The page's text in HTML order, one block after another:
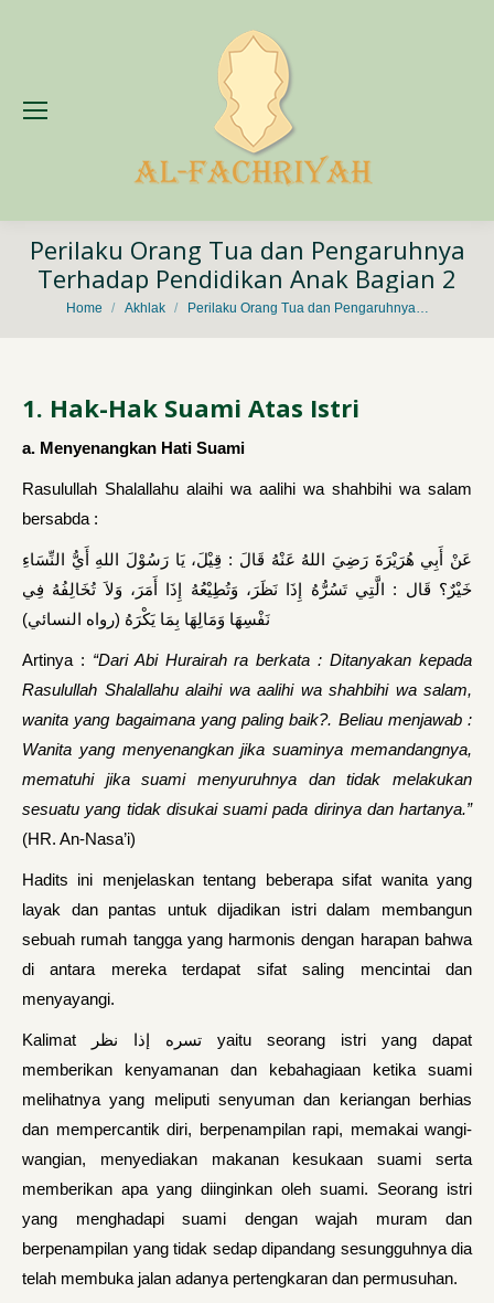
Perilaku Orang Tua dan Pengaruhnya
Terhadap Pendidikan Anak Bagian 2
You are here:
Home Akhlak Perilaku Orang Tua dan Pengaruhnya…
1. Hak-Hak Suami Atas Istri
a. Menyenangkan Hati Suami
Rasulullah Shalallahu alaihi wa aalihi wa shahbihi wa salam
bersabda :
عَنْ أَبِي هُرَيْرَةَ رَضِيَ اللهُ عَنْهُ قَالَ : قِيْلَ، يَا رَسُوْلَ اللهِ أَيُّ النِّسَاءِ
خَيْرٌ؟ قَال : الَّتِي تَسُرُّهُ إِذَا نَظَرَ، وَتُطِيْعُهُ إِذَا أَمَرَ، وَلاَ تُخَالِفُهُ فِي
نَفْسِهَا وَمَالِهَا بِمَا يَكْرَهُ (رواه النسائي)
Artinya : “Dari Abi Hurairah ra berkata : Ditanyakan kepada
Rasulullah Shalallahu alaihi wa aalihi wa shahbihi wa salam,
wanita yang bagaimana yang paling baik?. Beliau menjawab :
Wanita yang menyenangkan jika suaminya memandangnya,
mematuhi jika suami menyuruhnya dan tidak melakukan
sesuatu yang tidak disukai suami pada dirinya dan hartanya.”
(HR. An-Nasa’i)
Hadits ini menjelaskan tentang beberapa sifat wanita yang
layak dan pantas untuk dijadikan istri dalam membangun
sebuah rumah tangga yang harmonis dengan harapan bahwa
di antara mereka terdapat sifat saling mencintai dan
menyayangi.
Kalimat تسره إذا نظر yaitu seorang istri yang dapat
memberikan kenyamanan dan kebahagiaan ketika suami
melihatnya yang meliputi senyuman dan keriangan berhias
dan mempercantik diri, berpenampilan rapi, memakai wangi-
wangian, menyediakan makanan kesukaan suami serta
memberikan apa yang diinginkan oleh suami. Seorang istri
yang menghadapi suami dengan wajah muram dan
berpenampilan yang tidak sedap dipandang sesungguhnya dia
telah membuka jalan adanya pertengkaran dan permusuhan.